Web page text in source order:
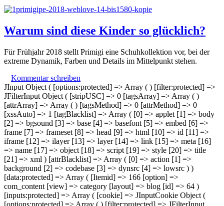
Warum sind diese Kinder so glücklich?
Für Frühjahr 2018 stellt Primigi eine Schuhkollektion vor, bei der
extreme Dynamik, Farben und Details im Mittelpunkt stehen.
Kommentar schreiben
JInput Object ( [options:protected] => Array ( ) [filter:protected] =>
JFilterInput Object ( [stripUSC] => 0 [tagsArray] => Array ( )
[attrArray] => Array ( ) [tagsMethod] => 0 [attrMethod] => 0
[xssAuto] => 1 [tagBlacklist] => Array ( [0] => applet [1] => body
[2] => bgsound [3] => base [4] => basefont [5] => embed [6] =>
frame [7] => frameset [8] => head [9] => html [10] => id [11] =>
iframe [12] => ilayer [13] => layer [14] => link [15] => meta [16]
=> name [17] => object [18] => script [19] => style [20] => title
[21] => xml ) [attrBlacklist] => Array ( [0] => action [1] =>
background [2] => codebase [3] => dynsrc [4] => lowsrc ) )
[data:protected] => Array ( [Itemid] => 166 [option] =>
com_content [view] => category [layout] => blog [id] => 64 )
[inputs:protected] => Array ( [cookie] => JInputCookie Object (
[options:protected] => Array ( ) [filter:protected] => JFilterInput